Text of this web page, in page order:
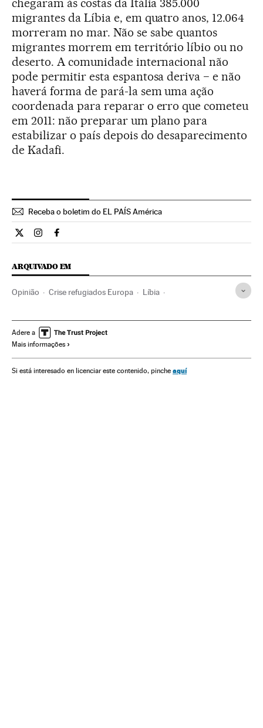
chegaram às costas da Itália 385.000
migrantes da Líbia e, em quatro anos, 12.064
morreram no mar. Não se sabe quantos
migrantes morrem em território líbio ou no
deserto. A comunidade internacional não
pode permitir esta espantosa deriva − e não
haverá forma de pará-la sem uma ação
coordenada para reparar o erro que cometeu
em 2011: não preparar um plano para
estabilizar o país depois do desaparecimento
de Kadafi.
Receba o boletim do EL PAÍS América
Opiniao El País Brasil en Twitter
Opiniao El País Brasil en Instagram
Opiniao El País Brasil en Facebook
ARQUIVADO EM
Opinião Crise refugiados Europa Líbia
Política migração Catástrofes
Oriente médio
Adere a
Mais informações
Si está interesado en licenciar este contenido, pinche aquí